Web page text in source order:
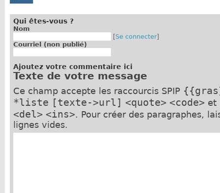
Qui êtes-vous ?
Nom
[Se connecter]
Courriel (non publié)
Ajoutez votre commentaire ici
Texte de votre message
Ce champ accepte les raccourcis SPIP
*liste [texte->url] <quote> <code>et
<del> <ins>. Pour créer des paragraphes,
lignes vides.